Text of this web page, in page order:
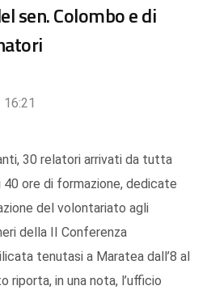
sen. Colombo e di
16:21
30 relatori arrivati da tutta
40 ore di formazione, dedicate
del volontariato agli
della II Conferenza
tenutasi a Maratea dall’8 al
riporta, in una nota, l’ufficio